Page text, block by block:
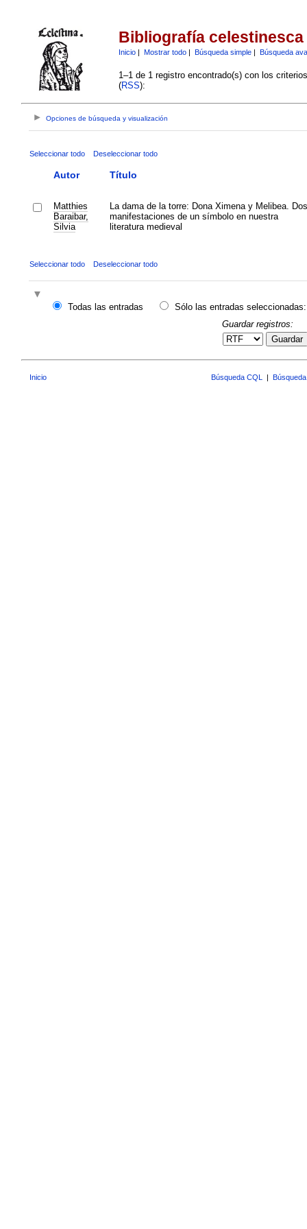
Bibliografía celestinesca
Inicio| Mostrar todo| Búsqueda simple| Búsqueda
1–1 de 1 registro encontrado(s) con los
(RSS):
Opciones de búsqueda y visualización
Seleccionar todo Deseleccionar todo
Autor Título
Matthies
Baraibar,
Silvia
La dama de la torre: Dona Ximena y Melibea. Dos
manifestaciones de un símbolo en nuestra
literatura medieval
Seleccionar todo Deseleccionar todo
Todas las entradas
Sólo las entradas seleccionadas:
Guardar registros:
Guardar
Inicio Búsqueda CQL